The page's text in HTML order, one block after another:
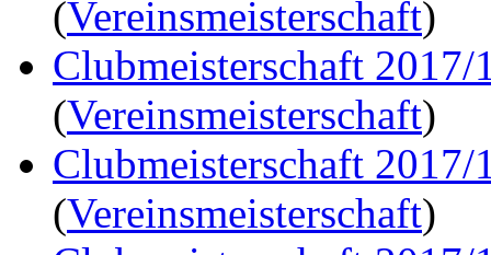
(Vereinsmeisterschaft)
Clubmeisterschaft 2017/
(Vereinsmeisterschaft)
Clubmeisterschaft 2017/
(Vereinsmeisterschaft)